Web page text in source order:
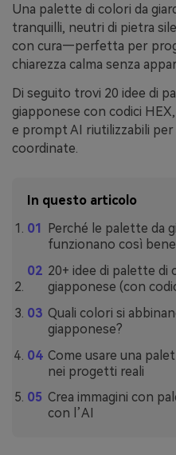
Una palette di colori da
tranquilli, neutri di pietra
con cura—perfetta per
chiarezza calma senza
Di seguito trovi 20 idee di
giapponese con codici
e prompt AI riutilizzabili per
coordinate.
In questo articolo
Perché le palette da
funzionano così bene
20+ idee di palette di
giapponese (con
Quali colori si
giapponese?
Come usare una
nei progetti reali
Crea immagini con
con l’AI